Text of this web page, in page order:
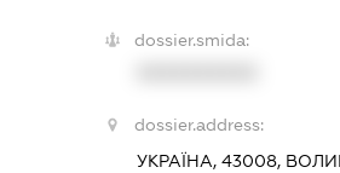
dossier.smida:
dossier.address:
УКРАЇНА, 43008,